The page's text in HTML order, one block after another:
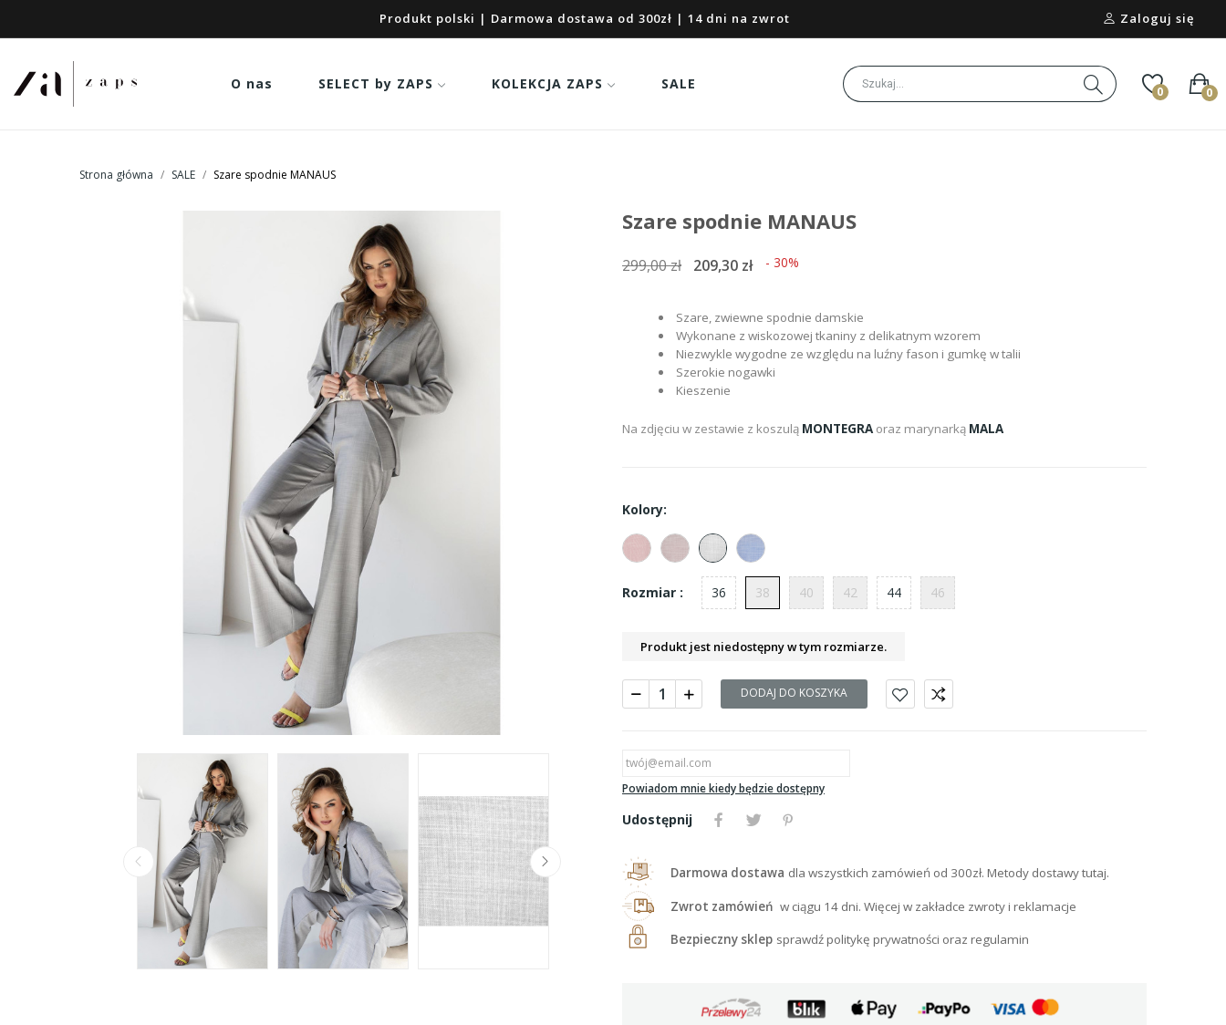
Produkt polski | Darmowa dostawa od 300zł | 14 dni na zwrot Zaloguj się
O nas SELECT by ZAPS KOLEKCJA ZAPS SALE 0 0
Strona główna SALE Szare spodnie MANAUS
Szare spodnie MANAUS
299,00 zł 209,30 zł - 30%
Szare, zwiewne spodnie damskie
Wykonane z wiskozowej tkaniny z delikatnym wzorem
Niezwykle wygodne ze względu na luźny fason i gumkę w talii
Szerokie nogawki
Kieszenie
Na zdjęciu w zestawie z koszulą MONTEGRA oraz marynarką MALA
Kolory:
Rozmiar : 36 38 40 42 44 46
Produkt jest niedostępny w tym rozmiarze.
DODAJ DO KOSZYKA
Powiadom mnie kiedy będzie dostępny
Udostępnij
Darmowa dostawa dla wszystkich zamówień od 300zł. Metody dostawy tutaj.
Zwrot zamówień w ciągu 14 dni. Więcej w zakładce zwroty i reklamacje
Bezpieczny sklep sprawdź politykę prywatności oraz regulamin